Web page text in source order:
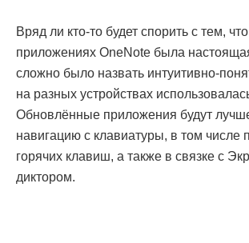
Вряд ли кто-то будет спорить с тем,
приложениях OneNote была
сложно было назвать интуитивно-
на разных устройствах
Обновлённые приложения будут
навигацию с клавиатуры, в том числе
горячих клавиш, а также в связке с
диктором.